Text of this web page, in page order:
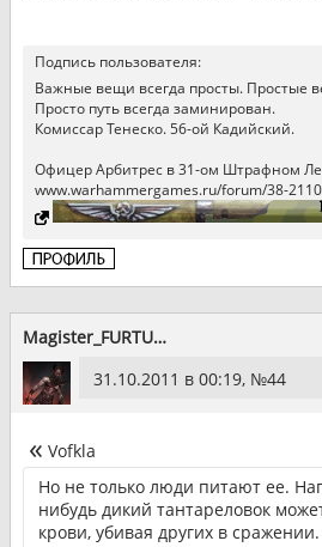
Подпись пользователя:
Важные вещи всегда просты. Простые
Просто путь всегда заминирован.
Комиссар Тенеско. 56-ой Кадийский.
Офицер Арбитрес в 31-ом Штрафном
www.warhammergames.ru/forum/38-
Magister_FURTUM
31.10.2011 в 00:19, №44
Vofkla
Но не только люди питают ее.
нибудь дикий тантареловок
крови, убивая других в